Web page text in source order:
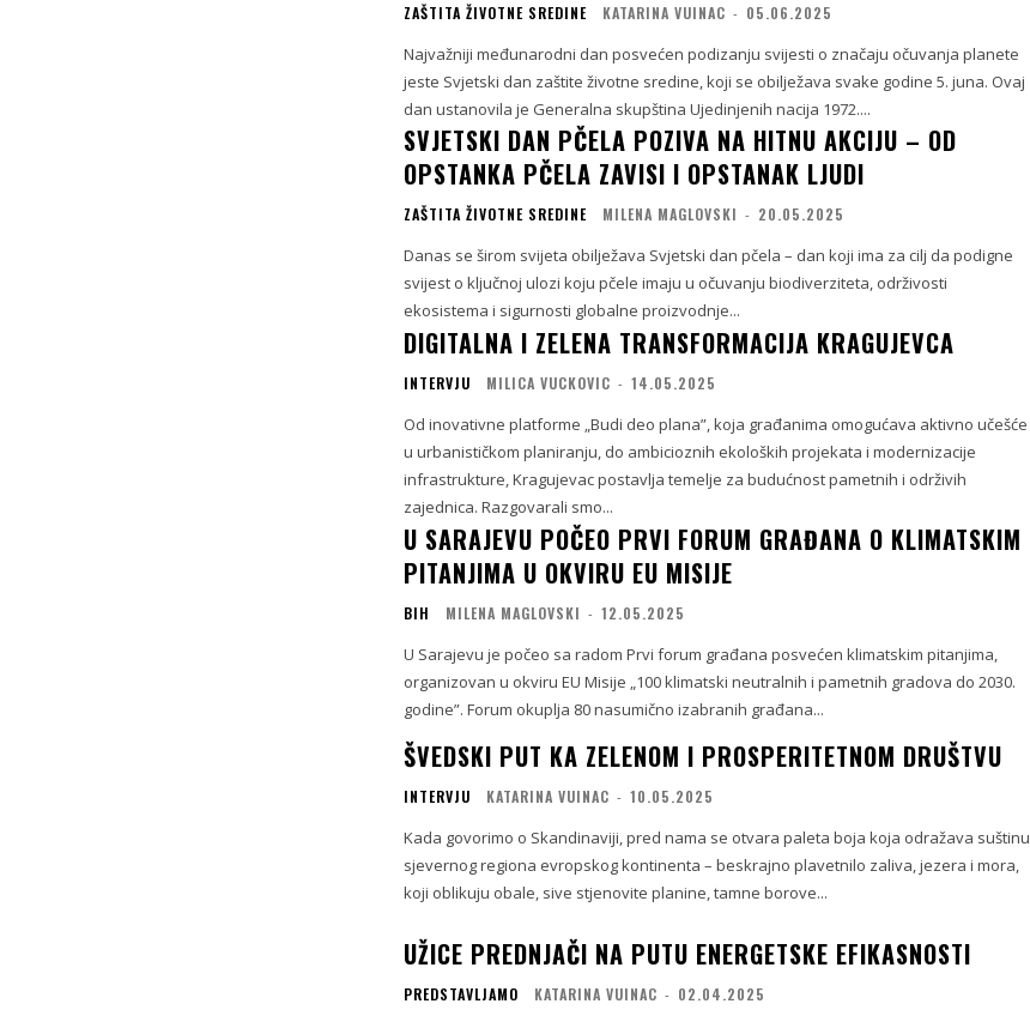
ZAŠTITA ŽIVOTNE SREDINE KATARINA VUINAC - 05.06.2025
Najvažniji međunarodni dan posvećen podizanju svijesti o značaju očuvanja planete
jeste Svjetski dan zaštite životne sredine, koji se obilježava svake godine 5. juna. Ovaj
dan ustanovila je Generalna skupština Ujedinjenih nacija 1972....
SVJETSKI DAN PČELA POZIVA NA HITNU AKCIJU – OD
OPSTANKA PČELA ZAVISI I OPSTANAK LJUDI
ZAŠTITA ŽIVOTNE SREDINE MILENA MAGLOVSKI - 20.05.2025
Danas se širom svijeta obilježava Svjetski dan pčela – dan koji ima za cilj da podigne
svijest o ključnoj ulozi koju pčele imaju u očuvanju biodiverziteta, održivosti
ekosistema i sigurnosti globalne proizvodnje...
DIGITALNA I ZELENA TRANSFORMACIJA KRAGUJEVCA
INTERVJU MILICA VUCKOVIC - 14.05.2025
Od inovativne platforme „Budi deo plana”, koja građanima omogućava aktivno učešće
u urbanističkom planiranju, do ambicioznih ekoloških projekata i modernizacije
infrastrukture, Kragujevac postavlja temelje za budućnost pametnih i održivih
zajednica. Razgovarali smo...
U SARAJEVU POČEO PRVI FORUM GRAĐANA O KLIMATSKIM
PITANJIMA U OKVIRU EU MISIJE
BIH MILENA MAGLOVSKI - 12.05.2025
U Sarajevu je počeo sa radom Prvi forum građana posvećen klimatskim pitanjima,
organizovan u okviru EU Misije „100 klimatski neutralnih i pametnih gradova do 2030.
godine”. Forum okuplja 80 nasumično izabranih građana...
ŠVEDSKI PUT KA ZELENOM I PROSPERITETNOM DRUŠTVU
INTERVJU KATARINA VUINAC - 10.05.2025
Kada govorimo o Skandinaviji, pred nama se otvara paleta boja koja odražava suštinu
sjevernog regiona evropskog kontinenta – beskrajno plavetnilo zaliva, jezera i mora,
koji oblikuju obale, sive stjenovite planine, tamne borove...
UŽICE PREDNJAČI NA PUTU ENERGETSKE EFIKASNOSTI
PREDSTAVLJAMO KATARINA VUINAC - 02.04.2025